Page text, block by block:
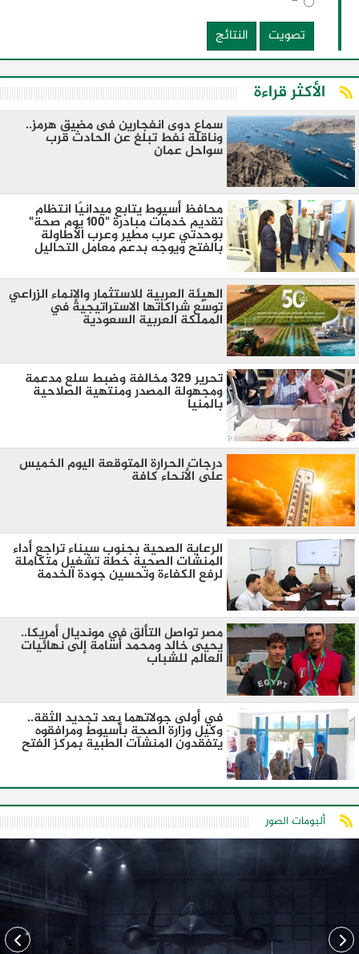
تصويت
النتائج
الأكثر قراءة
سماع دوى انفجارين فى مضيق هرمز..
وناقلة نفط تبلغ عن الحادث قرب
سواحل عمان
محافظ أسيوط يتابع ميدانيًا انتظام
تقديم خدمات مبادرة "100 يوم صحة"
بوحدتي عرب مطير وعرب الأطاولة
بالفتح ويوجه بدعم معامل التحاليل
الهيئة العربية للاستثمار والإنماء الزراعي
توسّع شراكاتها الاستراتيجية في
المملكة العربية السعودية
تحرير 329 مخالفة وضبط سلع مدعمة
ومجهولة المصدر ومنتهية الصلاحية
بالمنيا
درجات الحرارة المتوقعة اليوم الخميس
على الأنحاء كافة
الرعاية الصحية بجنوب سيناء تراجع أداء
المنشات الصحية خطة تشغيل متكاملة
لرفع الكفاءة وتحسين جودة الخدمة
مصر تواصل التألق في مونديال أمريكا..
يحيى خالد ومحمد أسامة إلى نهائيات
العالم للشباب
في أولى جولاتهما بعد تجديد الثقة..
وكيل وزارة الصحة بأسيوط ومرافقوه
يتفقدون المنشآت الطبية بمركز الفتح
ألبومات الصور